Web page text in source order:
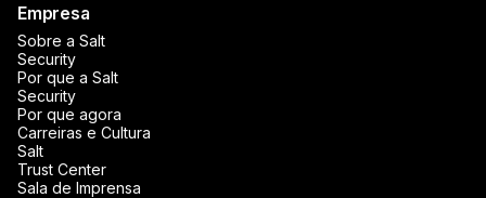
Empresa
Sobre a Salt
Security
Por que a Salt
Security
Por que agora
Carreiras e Cultura
Salt
Trust Center
Sala de Imprensa